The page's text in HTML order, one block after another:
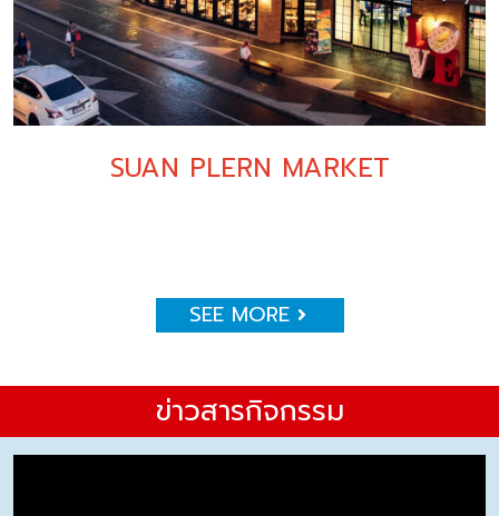
SUAN PLERN MARKET
SEE MORE
ข่าวสารกิจกรรม